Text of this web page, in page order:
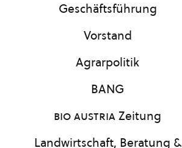
Geschäftsführung
Vorstand
Agrarpolitik
BANG
bio austriaZeitung
Landwirtschaft, Beratung &